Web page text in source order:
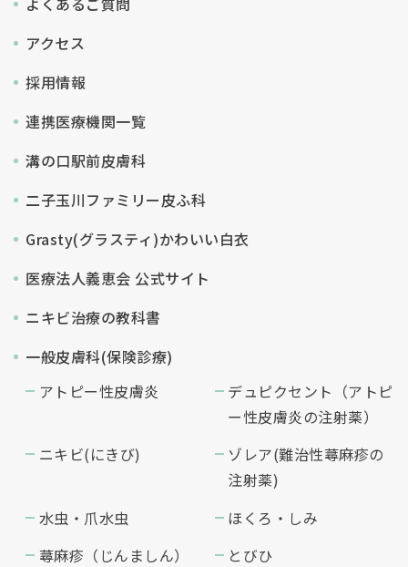
アクセス
採用情報
連携医療機関一覧
溝の口駅前皮膚科
二子玉川ファミリー皮ふ科
Grasty(グラスティ)かわいい白衣
医療法人義恵会 公式サイト
ニキビ治療の教科書
一般皮膚科(保険診療)
アトピー性皮膚炎
デュピクセント（アトピ
ー性皮膚炎の注射薬）
ニキビ(にきび)
ゾレア(難治性蕁麻疹の
注射薬)
水虫・爪水虫
ほくろ・しみ
蕁麻疹（じんましん）
とびひ